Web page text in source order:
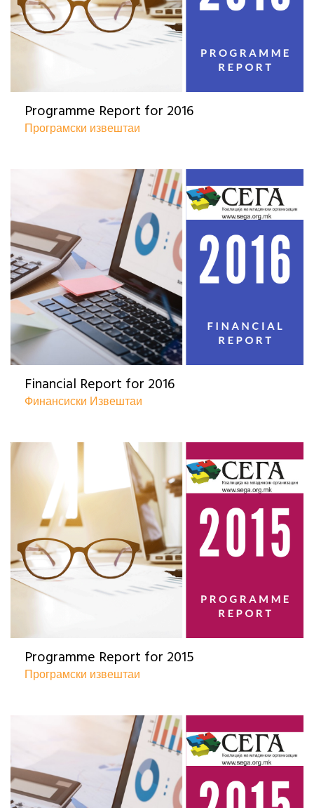
Programme Report for 2016
Програмски извештаи
Financial Report for 2016
Финансиски Извештаи
Programme Report for 2015
Програмски извештаи